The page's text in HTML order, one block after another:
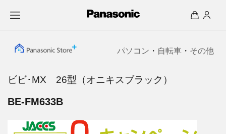
パソコン ・ 自転車 ・ その他
ビビ･MX 26型（オニキスブラック）
BE-FM633B